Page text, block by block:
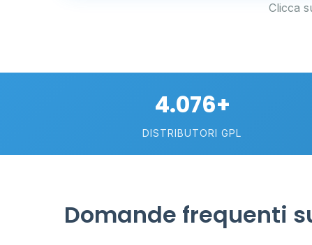
Clicca
4.076+
DISTRIBUTORI GPL
Domande frequenti